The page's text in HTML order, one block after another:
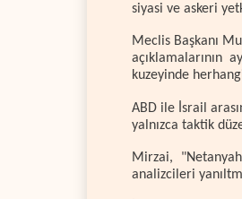
siyasi ve askeri
Meclis Başkanı
açıklamalarının
kuzeyinde
ABD ile İsrail
yalnızca taktik
Mirzai,
analizcileri